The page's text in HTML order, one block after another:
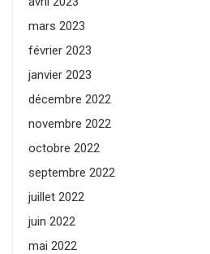
mars 2023
février 2023
janvier 2023
décembre 2022
novembre 2022
octobre 2022
septembre 2022
juillet 2022
juin 2022
mai 2022